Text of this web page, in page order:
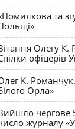
та
Олегу К.
офіцерів
К.
Орла»
чергове
журналу